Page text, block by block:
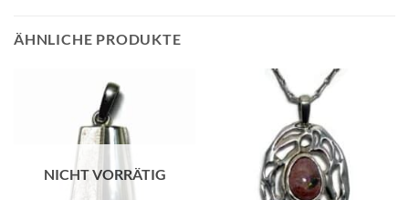
ÄHNLICHE PRODUKTE
NICHT VORRÄTIG